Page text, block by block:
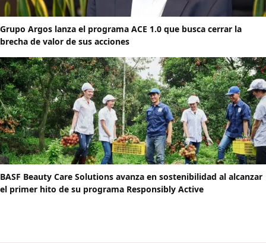
Grupo Argos lanza el programa ACE 1.0 que busca cerrar la
brecha de valor de sus acciones
BASF Beauty Care Solutions avanza en sostenibilidad al alcanzar
el primer hito de su programa Responsibly Active